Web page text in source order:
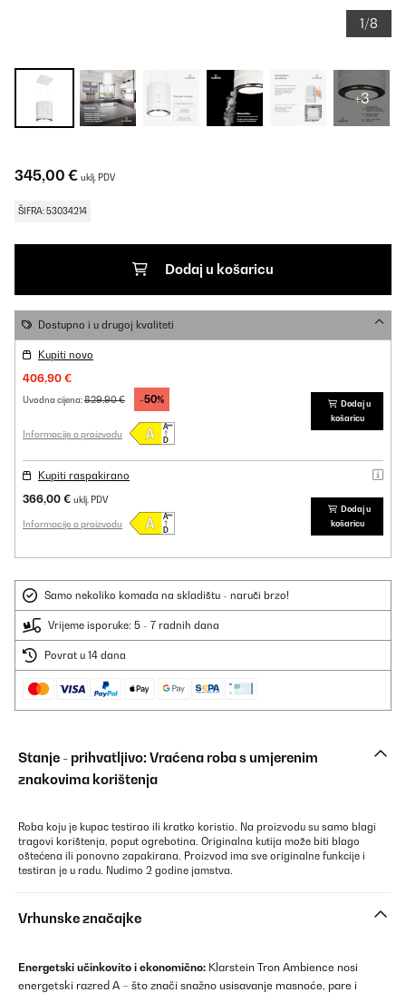
1/8
+3
345,00 € uklj. PDV
ŠIFRA: 53034214
Dodaj u košaricu
Dostupno i u drugoj kvaliteti
Kupiti novo
406,90 €
Uvodna cijena:829,90 € -50%
Informacije o proizvodu
Dodaj u
košaricu
Kupiti raspakirano
366,00 € uklj. PDV
Informacije o proizvodu
Dodaj u
košaricu
Samo nekoliko komada na skladištu - naruči brzo!
Vrijeme isporuke: 5 - 7 radnih dana
Povrat u 14 dana
Stanje - prihvatljivo: Vraćena roba s umjerenim
znakovima korištenja
Roba koju je kupac testirao ili kratko koristio. Na proizvodu su samo blagi
tragovi korištenja, poput ogrebotina. Originalna kutija može biti blago
oštećena ili ponovno zapakirana. Proizvod ima sve originalne funkcije i
testiran je u radu. Nudimo 2 godine jamstva.
Vrhunske značajke
Energetski učinkovito i ekonomično: Klarstein Tron Ambience nosi
energetski razred A – što znači snažno usisavanje masnoće, pare i